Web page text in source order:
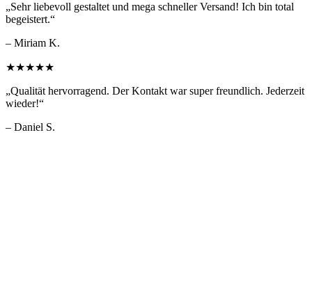
„Sehr liebevoll gestaltet und mega schneller Versand! Ich bin total
begeistert.“
– Miriam K.
★★★★★
„Qualität hervorragend. Der Kontakt war super freundlich. Jederzeit
wieder!“
– Daniel S.